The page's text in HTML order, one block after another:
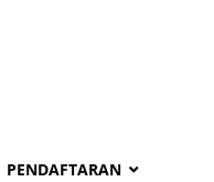
PENDAFTARAN